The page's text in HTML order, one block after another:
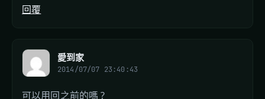
回覆
愛到家
2014/07/07 23:40:43
可以用回之前的嗎 ?